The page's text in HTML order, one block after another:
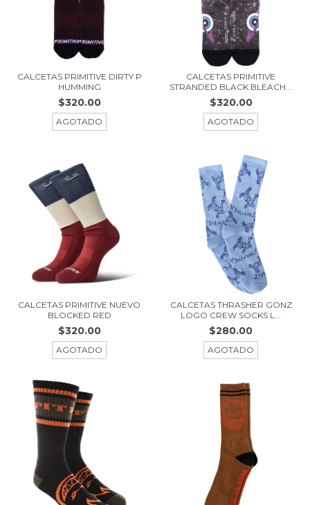
CALCETAS PRIMITIVE DIRTY P
HUMMING
$320.00
AGOTADO
CALCETAS PRIMITIVE
STRANDED BLACK BLEACH...
$320.00
AGOTADO
CALCETAS PRIMITIVE NUEVO
BLOCKED RED
$320.00
AGOTADO
CALCETAS THRASHER GONZ
LOGO CREW SOCKS L...
$280.00
AGOTADO